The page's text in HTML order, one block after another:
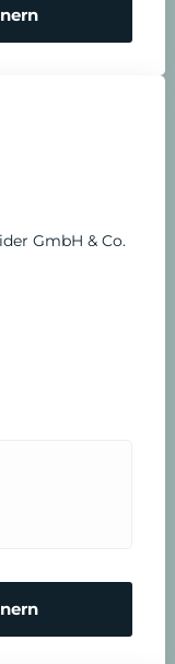
r
GmbH & Co.